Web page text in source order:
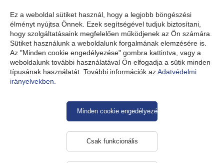
Ez a weboldal sütiket használ, hogy a legjobb böngészési
élményt nyújtsa Önnek. Ezek segítségével tudjuk biztosítani,
hogy szolgáltatásaink megfelelően működjenek az Ön számára.
Sütiket használunk a weboldalunk forgalmának elemzésére is.
Az "Minden cookie engedélyezése" gombra kattintva, vagy a
weboldalunk további használatával Ön elfogadja a sütik minden
típusának használatát. További információk azAdatvédelmi
irányelvekben.
Csak funkcionális
Minden cookie engedélyezése
HU
Termékek Tápegység Laptop tápegységek
Laptop tápegységek
Kategóriák